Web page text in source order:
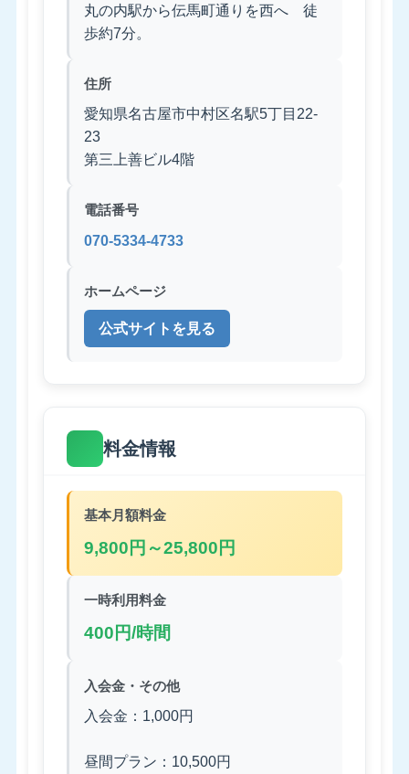
丸の内駅から伝馬町通りを西へ 徒
歩約7分。
住所
愛知県名古屋市中村区名駅5丁目22-
23
第三上善ビル4階
電話番号
070-5334-4733
ホームページ
公式サイトを見る
料金情報
基本月額料金
9,800円～25,800円
一時利用料金
400円/時間
入会金・その他
入会金：1,000円
昼間プラン：10,500円